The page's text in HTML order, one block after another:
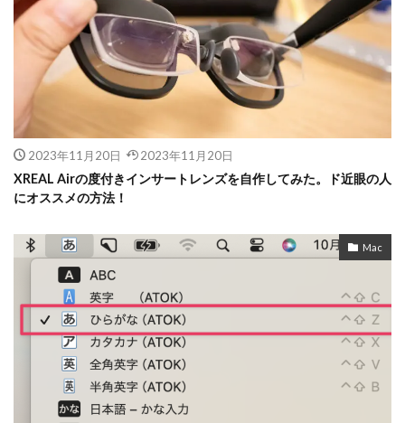
2023年11月20日 2023年11月20日
XREAL Airの度付きインサートレンズを自作してみた。ド近眼の人
にオススメの方法！
Mac